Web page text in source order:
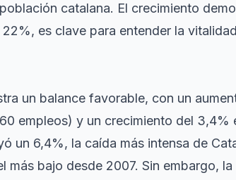
catalana. El crecimiento
es clave para entender la
un balance favorable, con un
empleos) y un crecimiento del 3,4%
un 6,4%, la caída más intensa de
más bajo desde 2007. Sin embargo,